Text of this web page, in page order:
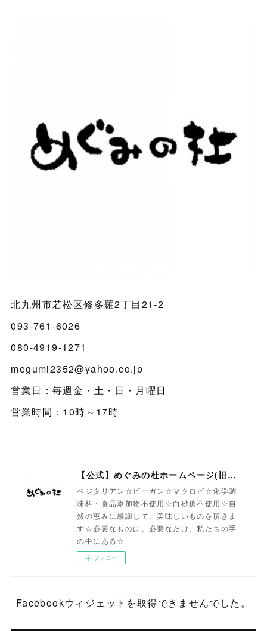
北九州市若松区修多羅2丁目21-2
093-761-6026
080-4919-1271
megumi2352@yahoo.co.jp
営業日：毎週金・土・日・月曜日
営業時間：10時～17時
【公式】めぐみの杜ホームページ(旧自然食工房）
ベジタリアン☆ビーガン☆マクロビ☆化学調
味料・食品添加物不使用☆白砂糖不使用☆自
然の恵みに感謝して、美味しいものを頂きま
す☆必要なものは、必要なだけ、私たちの手
の中にある☆
フォロー
Facebookウィジェットを取得できませんでした。